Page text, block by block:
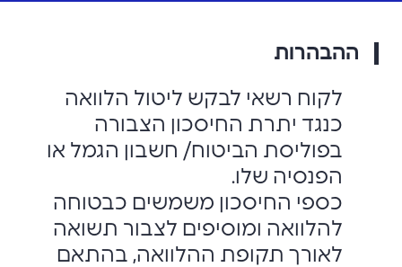
ההבהרות
לקוח רשאי לבקש ליטול הלוואה
כנגד יתרת החיסכון הצבורה
בפוליסת הביטוח/ חשבון הגמל או
הפנסיה שלו.
כספי החיסכון משמשים כבטוחה
להלוואה ומוסיפים לצבור תשואה
לאורך תקופת ההלוואה, בהתאם